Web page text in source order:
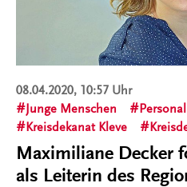
08.04.2020, 10:57 Uhr
Junge Menschen
Kreisdekanat Kleve
Maximiliane Decker
als Leiterin des